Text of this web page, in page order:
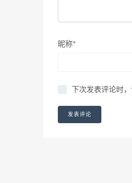
昵称*
下次发表评论时